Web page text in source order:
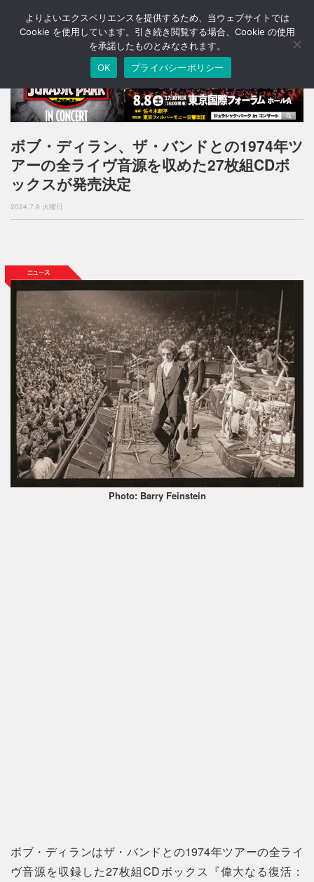
T
o
n
a
v
i
g
a
n
ボブ・ディラン、ザ・バンドとの1974年ツ
アーの全ライヴ音源を収めた27枚組CDボ
ックスが発売決定
2024.7.9 火曜日
Photo: Barry Feinstein
ボブ・ディランはザ・バンドとの1974年ツアーの全ライ
ヴ音源を収録した27枚組CDボックス『偉大なる復活：
よりよいエクスペリエンスを提供するため、当ウェブサイトでは
Cookie を使用しています。引き続き閲覧する場合、Cookie の使用
を承諾したものとみなされます。
OK
プライバシーポリシー